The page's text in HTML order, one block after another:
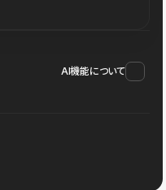
AI機能について